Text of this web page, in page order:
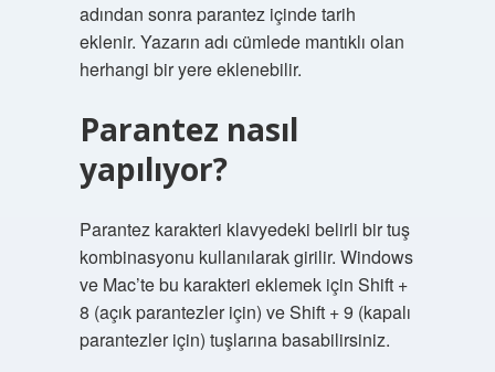
adından sonra parantez içinde tarih
eklenir. Yazarın adı cümlede mantıklı olan
herhangi bir yere eklenebilir.
Parantez nasıl
yapılıyor?
Parantez karakteri klavyedeki belirli bir tuş
kombinasyonu kullanılarak girilir. Windows
ve Mac’te bu karakteri eklemek için Shift +
8 (açık parantezler için) ve Shift + 9 (kapalı
parantezler için) tuşlarına basabilirsiniz.